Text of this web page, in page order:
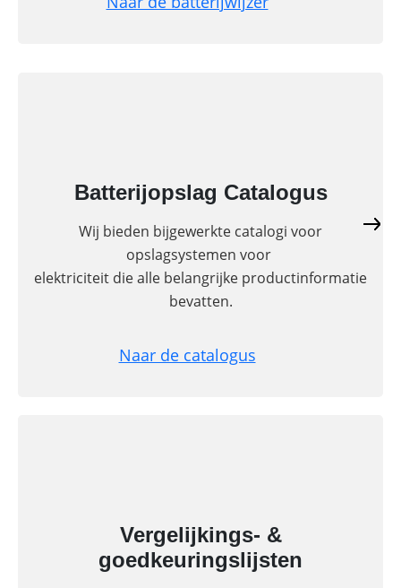
Batterijopslag Catalogus
Wij bieden bijgewerkte catalogi voor
opslagsystemen voor
elektriciteit die alle belangrijke productinformatie
bevatten.
Naar de catalogus
Vergelijkings- &
goedkeuringslijsten